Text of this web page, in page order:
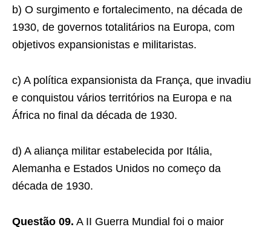
b) O surgimento e fortalecimento, na década de
1930, de governos totalitários na Europa, com
objetivos expansionistas e militaristas.
c) A política expansionista da França, que invadiu
e conquistou vários territórios na Europa e na
África no final da década de 1930.
d) A aliança militar estabelecida por Itália,
Alemanha e Estados Unidos no começo da
década de 1930.
Questão 09. A II Guerra Mundial foi o maior